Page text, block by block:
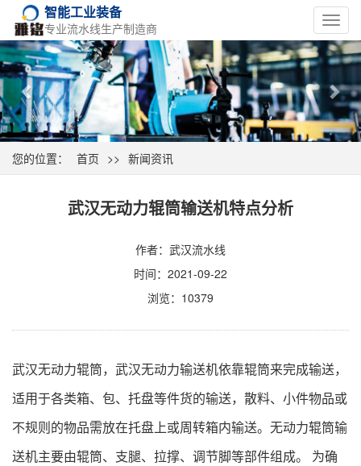
智能工业装备
专业流水线生产制造商
Previous
您的位置： 首页 >> 新闻资讯
武汉无动力辊筒输送机特点分析
作者：武汉流水线
时间：2021-09-22
浏览：10379
武汉无动力辊筒，武汉无动力输送机依靠辊筒来完成输送，
适用于各类箱、包、托盘等件货的输送，散料、小件物品或
不规则的物品需放在托盘上或周转箱内输送。无动力辊筒输
送机主要由辊筒、支腿、拉撑、调节脚等部件组成。 为确